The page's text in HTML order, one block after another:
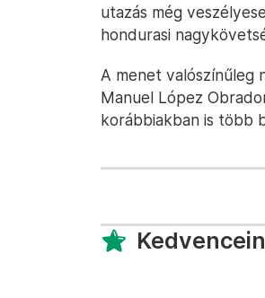
utazás még
hondurasi
A menet valószínűleg
Manuel López
korábbiakban is több